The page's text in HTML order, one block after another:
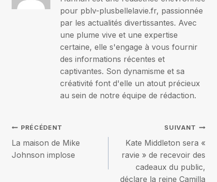
pour pblv-plusbellelavie.fr, passionnée
par les actualités divertissantes. Avec
une plume vive et une expertise
certaine, elle s'engage à vous fournir
des informations récentes et
captivantes. Son dynamisme et sa
créativité font d'elle un atout précieux
au sein de notre équipe de rédaction.
Navigation
de
PRÉCÉDENT
La maison de Mike
Johnson implose
SUIVANT
Kate Middleton sera «
ravie » de recevoir des
cadeaux du public,
déclare la reine Camilla